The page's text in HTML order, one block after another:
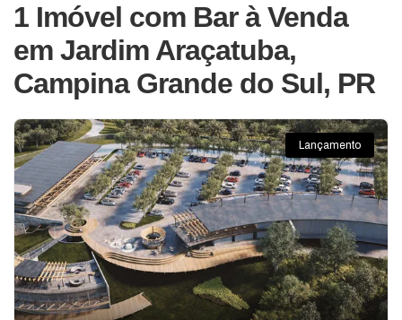
1 Imóvel com Bar à Venda
em Jardim Araçatuba,
Campina Grande do Sul, PR
Lançamento